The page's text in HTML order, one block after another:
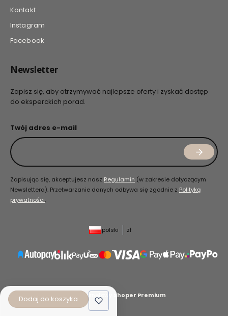
Kontakt
Instagram
Facebook
Newsletter
Zapisz się, aby otrzymywać najlepsze oferty i zyskać dostęp
do eksperckich porad.
Twój adres e-mail
Zapisując się, akceptujesz nasz Regulamin (w zakresie dotyczącym
Newslettera). Przetwarzanie danych odbywa się zgodnie z Polityką
prywatności.
polski zł
Sklep internetowy Shoper Premium
Dodaj do koszyka